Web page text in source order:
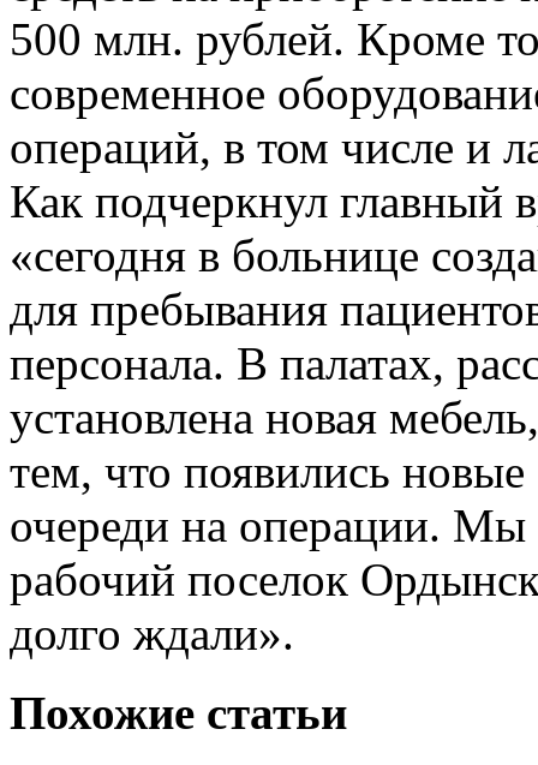
500 млн. рублей. Кроме
современное
операций, в том числе и
Как подчеркнул главный
«сегодня в больнице
для пребывания
персонала. В палатах,
установлена новая
тем, что появились
очереди на операции.
рабочий поселок
долго ждали».
Похожие статьи